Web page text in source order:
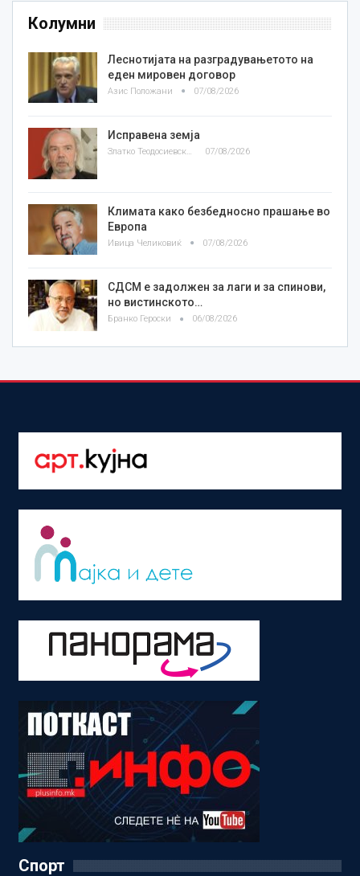
Колумни
Леснотијата на разградувањетото на
еден мировен договор
Азис Положани 07/08/2026
Исправена земја
Златко Теодосиевски 07/08/2026
Климата како безбедносно прашање во
Европа
Ивица Челиковиќ 07/08/2026
СДСМ е задолжен за лаги и за спинови,
но вистинското…
Бранко Героски 06/08/2026
Спорт